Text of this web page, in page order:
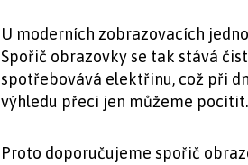
U moderních zobrazovacích
Spořič obrazovky se tak stává
spotřebovává elektřinu, což při
výhledu přeci jen můžeme
Proto doporučujeme spořič